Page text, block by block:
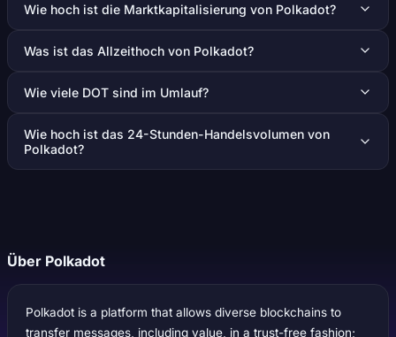
Wie hoch ist die Marktkapitalisierung von Polkadot?
Was ist das Allzeithoch von Polkadot?
Wie viele DOT sind im Umlauf?
Wie hoch ist das 24-Stunden-Handelsvolumen von
Polkadot?
Über Polkadot
Polkadot is a platform that allows diverse blockchains to
transfer messages, including value, in a trust-free fashion;